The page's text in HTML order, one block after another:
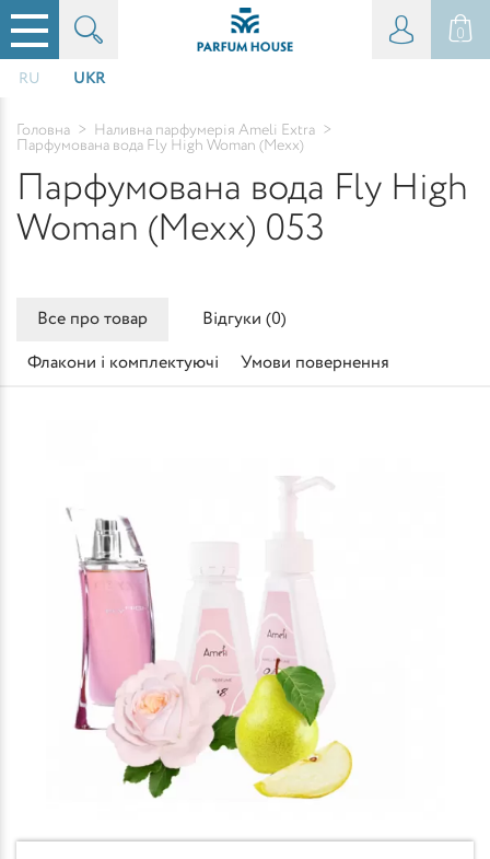
0
RU UKR
Головна > Наливна парфумерія Ameli Extra >
Парфумована вода Fly High Woman (Mexx)
Парфумована вода Fly High
Woman (Mexx) 053
Все про товар Відгуки (0)
Флакони і комплектуючі Умови повернення